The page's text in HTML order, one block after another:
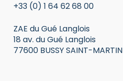
+33 (0) 1 64 62 68 00
ZAE du Gué Langlois
18 av. du Gué Langlois
77600 BUSSY SAINT-MARTIN